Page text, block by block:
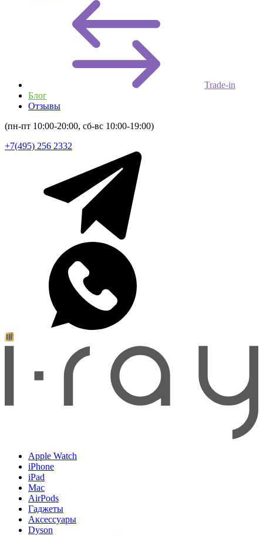
Trade-in
Блог
Отзывы
(пн-пт 10:00-20:00, сб-вс 10:00-19:00)
+7(495) 256 2332
Apple Watch
iPhone
iPad
Mac
AirPods
Гаджеты
Аксессуары
Dyson